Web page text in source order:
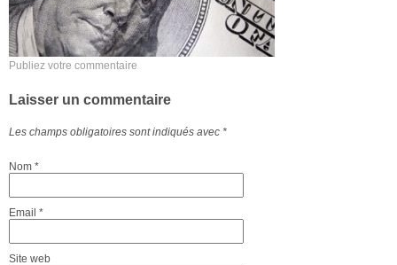
Publiez votre commentaire
Laisser un commentaire
Les champs obligatoires sont indiqués avec *
Nom *
Email *
Site web